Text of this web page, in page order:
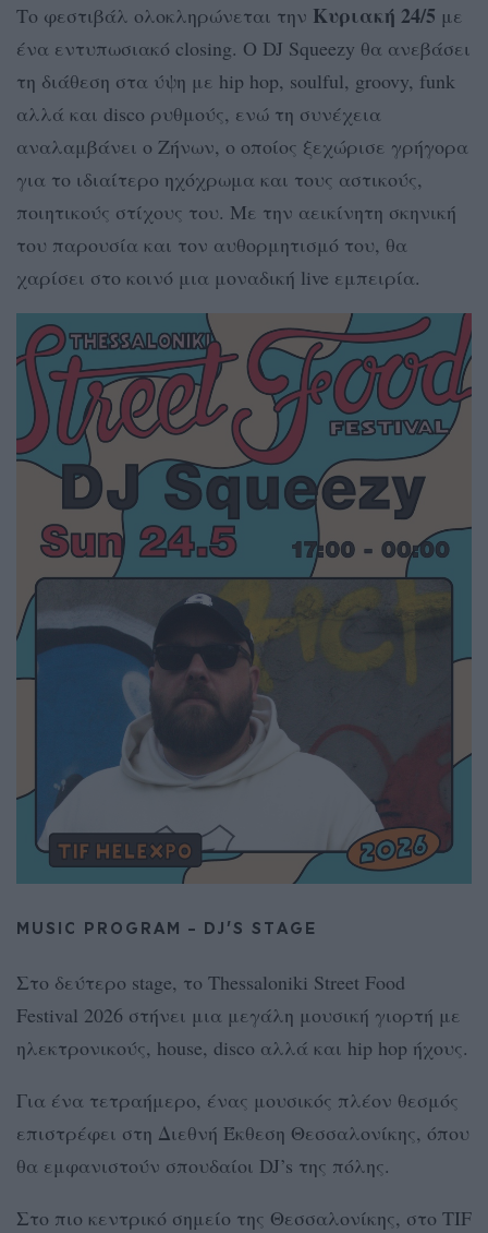
Το φεστιβάλ ολοκληρώνεται την Κυριακή 24/5 με
ένα εντυπωσιακό closing. Ο DJ Squeezy θα ανεβάσει
τη διάθεση στα ύψη με hip hop, soulful, groovy, funk
αλλά και disco ρυθμούς, ενώ τη συνέχεια
αναλαμβάνει ο Ζήνων, ο οποίος ξεχώρισε γρήγορα
για το ιδιαίτερο ηχόχρωμα και τους αστικούς,
ποιητικούς στίχους του. Με την αεικίνητη σκηνική
του παρουσία και τον αυθορμητισμό του, θα
χαρίσει στο κοινό μια μοναδική live εμπειρία.
MUSIC PROGRAM – DJ’S STAGE
Στο δεύτερο stage, το Thessaloniki Street Food
Festival 2026 στήνει μια μεγάλη μουσική γιορτή με
ηλεκτρονικούς, house, disco αλλά και hip hop ήχους.
Για ένα τετραήμερο, ένας μουσικός πλέον θεσμός
επιστρέφει στη Διεθνή Έκθεση Θεσσαλονίκης, όπου
θα εμφανιστούν σπουδαίοι DJ’s της πόλης.
Στο πιο κεντρικό σημείο της Θεσσαλονίκης, στο TIF